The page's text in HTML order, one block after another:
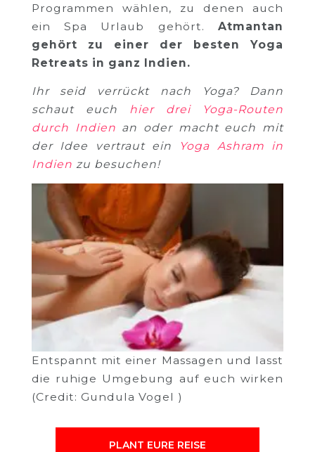
Programmen wählen, zu denen auch
ein Spa Urlaub gehört.Atmantan
gehört zu einer der besten Yoga
Retreats in ganz Indien.
Ihr seid verrückt nach Yoga? Dann
schaut euch hier drei Yoga-Routen
durch Indien an oder macht euch mit
der Idee vertraut ein
Yoga Ashram in
Indien zu besuchen!
Entspannt mit einer Massagen und lasst
die ruhige Umgebung auf euch wirken
(Credit: Gundula Vogel )
PLANT EURE REISE